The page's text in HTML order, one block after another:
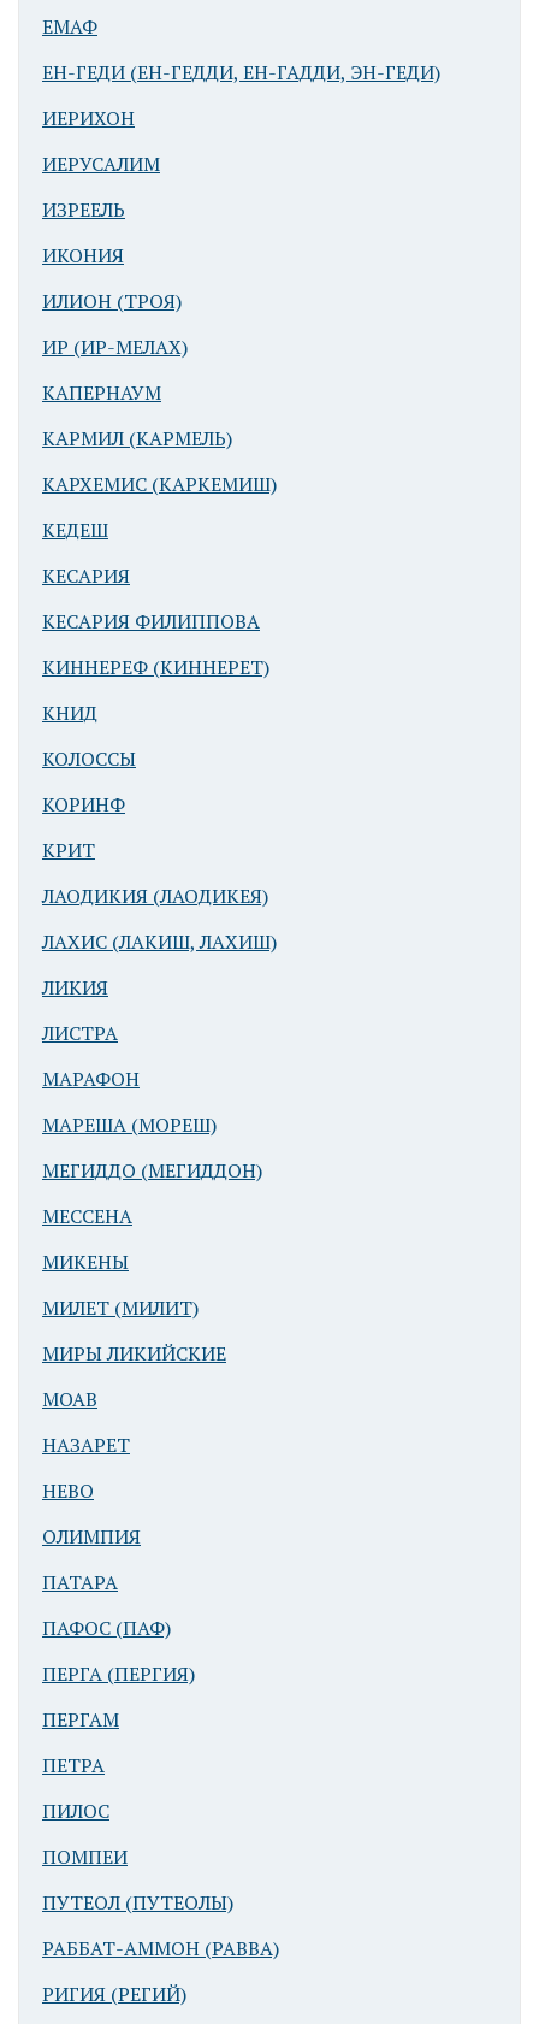
За ним - вход в
ЕМАФ
ЕН-ГЕДИ (ЕН-ГЕДДИ, ЕН-ГАДДИ, ЭН-ГЕДИ)
ИЕРИХОН
ИЕРУСАЛИМ
ИЗРЕЕЛЬ
ИКОНИЯ
ИЛИОН (ТРОЯ)
ИР (ИР-МЕЛАХ)
КАПЕРНАУМ
КАРМИЛ (КАРМЕЛЬ)
КАРХЕМИС (КАРКЕМИШ)
КЕДЕШ
КЕСАРИЯ
КЕСАРИЯ ФИЛИППОВА
КИННЕРЕФ (КИННЕРЕТ)
КНИД
КОЛОССЫ
КОРИНФ
КРИТ
ЛАОДИКИЯ (ЛАОДИКЕЯ)
ЛАХИС (ЛАКИШ, ЛАХИШ)
ЛИКИЯ
ЛИСТРА
МАРАФОН
МАРЕША (МОРЕШ)
МЕГИДДО (МЕГИДДОН)
МЕССЕНА
МИКЕНЫ
МИЛЕТ (МИЛИТ)
МИРЫ ЛИКИЙСКИЕ
МОАВ
НАЗАРЕТ
НЕВО
ОЛИМПИЯ
ПАТАРА
ПАФОС (ПАФ)
ПЕРГА (ПЕРГИЯ)
ПЕРГАМ
ПЕТРА
ПИЛОС
ПОМПЕИ
ПУТЕОЛ (ПУТЕОЛЫ)
РАББАТ-АММОН (РАВВА)
РИГИЯ (РЕГИЙ)